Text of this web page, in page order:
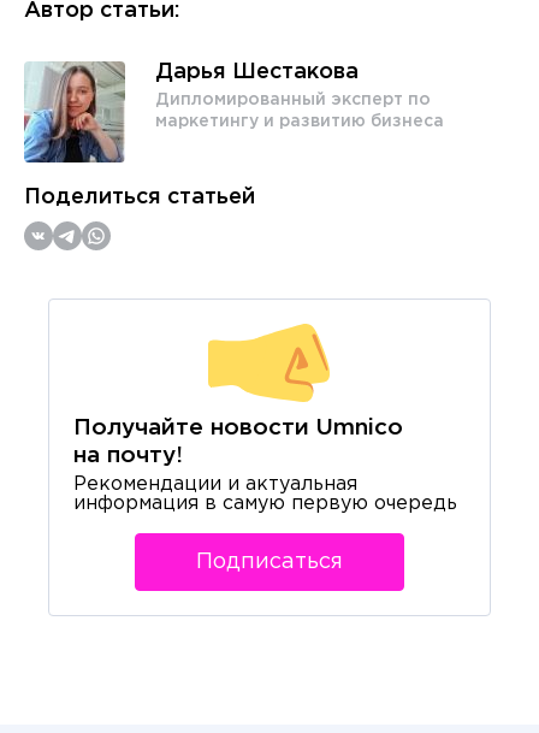
Автор статьи:
Дарья Шестакова
Дипломированный эксперт по
маркетингу и развитию бизнеса
Поделиться статьей
Получайте новости Umnico
на почту!
Рекомендации и актуальная
информация в самую первую очередь
Подписаться